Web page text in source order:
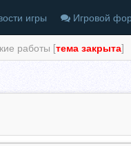
игры Игровой
работы [тема закрыта]